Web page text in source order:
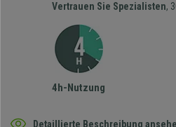
Vertrauen Sie Spezialisten,
4h-Nutzung
Detaillierte Beschreibung